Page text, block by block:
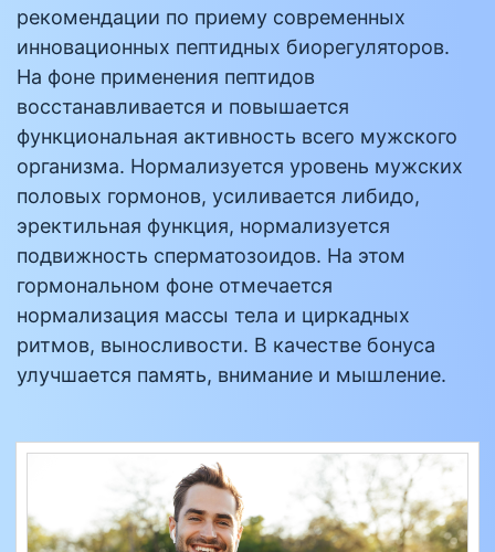
рекомендации по приему современных
инновационных пептидных биорегуляторов.
На фоне применения пептидов
восстанавливается и повышается
функциональная активность всего мужского
организма. Нормализуется уровень мужских
половых гормонов, усиливается либидо,
эректильная функция, нормализуется
подвижность сперматозоидов. На этом
гормональном фоне отмечается
нормализация массы тела и циркадных
ритмов, выносливости. В качестве бонуса
улучшается память, внимание и мышление.